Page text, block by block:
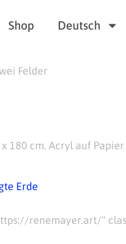
Shop Deutsch
Felder
180 cm. Acryl auf
Erde
renemayer.art/"